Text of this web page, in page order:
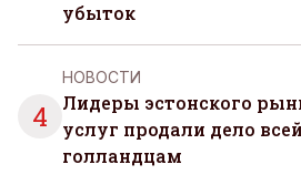
убыток
4
НОВОСТИ
Лидеры эстонского
услуг продали дело
голландцам